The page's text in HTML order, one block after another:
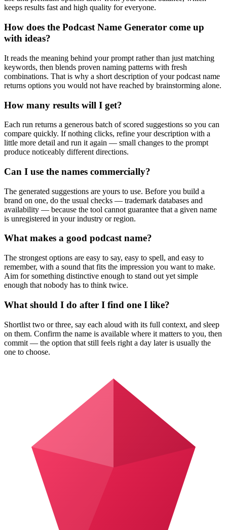
keeps results fast and high quality for everyone.
How does the Podcast Name Generator come up
with ideas?
It reads the meaning behind your prompt rather than just matching
keywords, then blends proven naming patterns with fresh
combinations. That is why a short description of your podcast name
returns options you would not have reached by brainstorming alone.
How many results will I get?
Each run returns a generous batch of scored suggestions so you can
compare quickly. If nothing clicks, refine your description with a
little more detail and run it again — small changes to the prompt
produce noticeably different directions.
Can I use the names commercially?
The generated suggestions are yours to use. Before you build a
brand on one, do the usual checks — trademark databases and
availability — because the tool cannot guarantee that a given name
is unregistered in your industry or region.
What makes a good podcast name?
The strongest options are easy to say, easy to spell, and easy to
remember, with a sound that fits the impression you want to make.
Aim for something distinctive enough to stand out yet simple
enough that nobody has to think twice.
What should I do after I find one I like?
Shortlist two or three, say each aloud with its full context, and sleep
on them. Confirm the name is available where it matters to you, then
commit — the option that still feels right a day later is usually the
one to choose.